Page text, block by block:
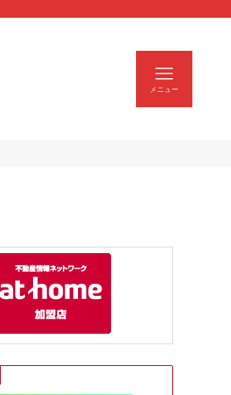
メニュー